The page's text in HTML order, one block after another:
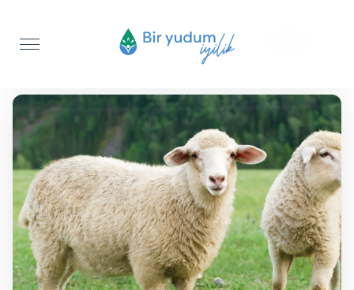
Şükür Kurbanı